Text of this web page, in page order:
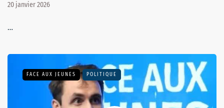
20 janvier 2026
…
FACE AUX JEUNES POLITIQUE